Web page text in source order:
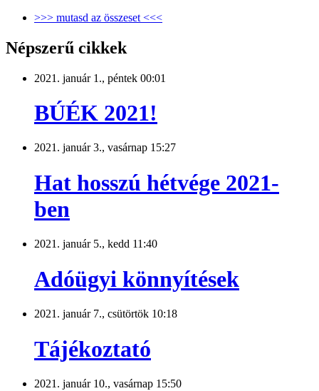
>>> mutasd az összeset <<<
Népszerű cikkek
2021. január 1., péntek 00:01
BÚÉK 2021!
2021. január 3., vasárnap 15:27
Hat hosszú hétvége 2021-
ben
2021. január 5., kedd 11:40
Adóügyi könnyítések
2021. január 7., csütörtök 10:18
Tájékoztató
2021. január 10., vasárnap 15:50